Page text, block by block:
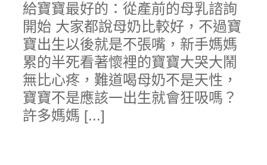
給寶寶最好的：從產前的母乳諮詢
開始 大家都說母奶比較好，不過寶
寶出生以後就是不張嘴，新手媽媽
累的半死看著懷裡的寶寶大哭大鬧
無比心疼，難道喝母奶不是天性，
寶寶不是應該一出生就會狂吸嗎？
許多媽媽 [...]